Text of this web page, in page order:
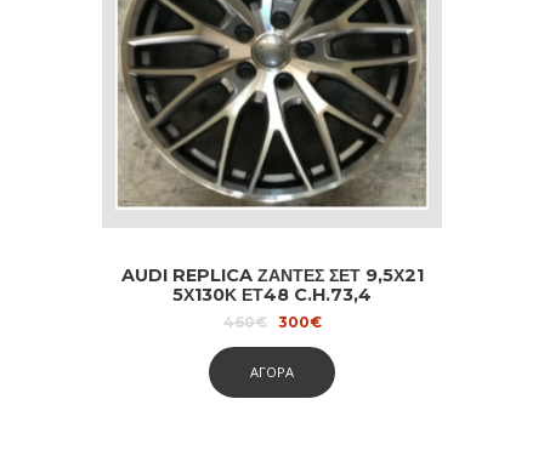
AUDI REPLICA ΖΑΝΤΕΣ ΣΕΤ 9,5Χ21
5Χ130Κ ΕΤ48 C.H.73,4
ANTRHACITE DIAMOND
460€
Original
460€.
300€Current
is:
300€.
ΑΓΟΡΑ